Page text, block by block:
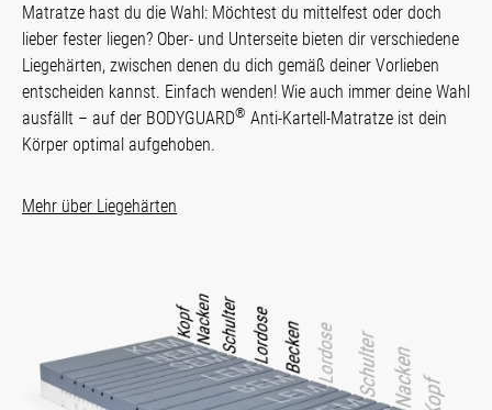
Matratze hast du die Wahl: Möchtest du mittelfest oder doch
lieber fester liegen? Ober- und Unterseite bieten dir verschiedene
Liegehärten, zwischen denen du dich gemäß deiner Vorlieben
entscheiden kannst. Einfach wenden! Wie auch immer deine Wahl
ausfällt – auf der BODYGUARD® Anti-Kartell-Matratze ist dein
Körper optimal aufgehoben.
Mehr über Liegehärten